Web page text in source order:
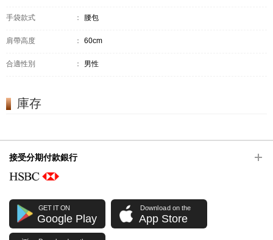
手袋款式 ： 腰包
肩帶高度 ： 60cm
合適性別 ： 男性
庫存
接受分期付款銀行
GET IT ON
Google Play
Download on the
App Store